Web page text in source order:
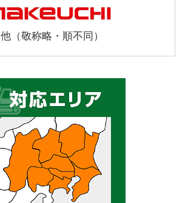
他（敬称略・順不同）